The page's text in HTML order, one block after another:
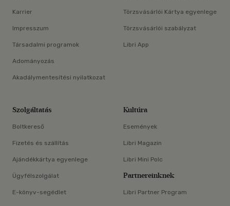
Karrier
Impresszum
Társadalmi programok
Adományozás
Akadálymentesítési nyilatkozat
Törzsvásárlói Kártya egyenlege
Törzsvásárlói szabályzat
Libri App
Szolgáltatás
Boltkereső
Fizetés és szállítás
Ajándékkártya egyenlege
Ügyfélszolgálat
E-könyv-segédlet
Kultúra
Események
Libri Magazin
Libri Mini Polc
Partnereinknek
Libri Partner Program